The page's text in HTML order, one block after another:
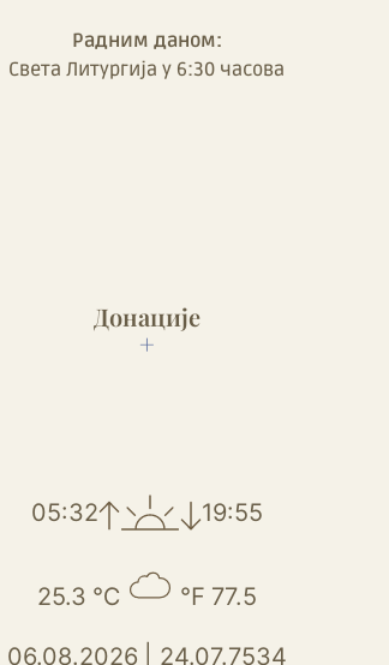
Радним даном:
Света Литургија у 6:30 часова
Донације
+
05:32 19:55
25.3 ℃ ℉ 77.5
06.08.2026 24.07.7534